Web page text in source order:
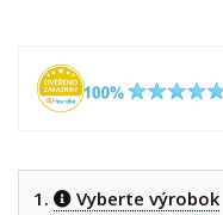
1. Vyberte výrobok